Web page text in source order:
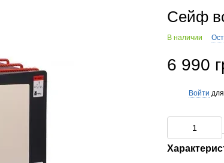
Сейф
В наличии
6 990
Войти